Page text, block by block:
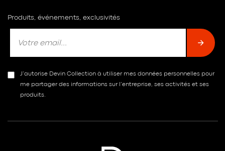
Produits, événements, exclusivités
J’autorise Devin Collection à utiliser mes données personnelles pour
me partager des informations sur l’entreprise, ses activités et ses
produits.